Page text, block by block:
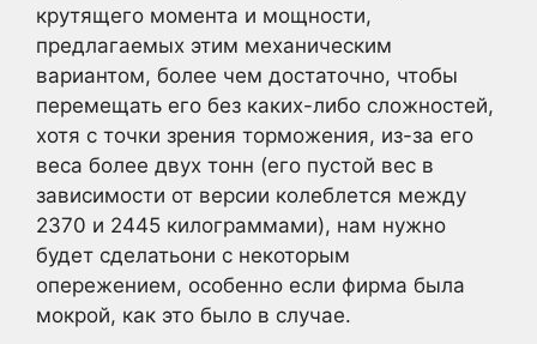
крутящего момента и мощности,
предлагаемых этим механическим
вариантом, более чем достаточно, чтобы
перемещать его без каких-либо сложностей,
хотя с точки зрения торможения, из-за его
веса более двух тонн (его пустой вес в
зависимости от версии колеблется между
2370 и 2445 килограммами), нам нужно
будет сделатьони с некоторым
опережением, особенно если фирма была
мокрой, как это было в случае.